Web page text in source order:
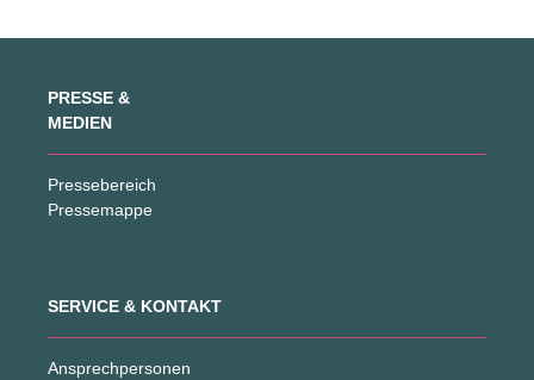
PRESSE &
MEDIEN
Pressebereich
Pressemappe
SERVICE & KONTAKT
Ansprechpersonen